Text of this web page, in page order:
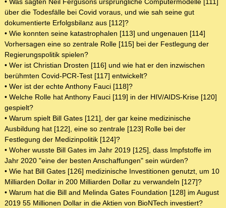
• Was sagten Neil Fergusons ursprüngliche Computermodelle [111]
über die Todesfälle bei Covid voraus, und wie sah seine gut
dokumentierte Erfolgsbilanz aus [112]?
• Wie konnten seine katastrophalen [113] und ungenauen [114]
Vorhersagen eine so zentrale Rolle [115] bei der Festlegung der
Regierungspolitik spielen?
• Wer ist Christian Drosten [116] und wie hat er den inzwischen
berühmten Covid-PCR-Test [117] entwickelt?
• Wer ist der echte Anthony Fauci [118]?
• Welche Rolle hat Anthony Fauci [119] in der HIV/AIDS-Krise [120]
gespielt?
• Warum spielt Bill Gates [121], der gar keine medizinische
Ausbildung hat [122], eine so zentrale [123] Rolle bei der
Festlegung der Medizinpolitik [124]?
• Woher wusste Bill Gates im Jahr 2019 [125], dass Impfstoffe im
Jahr 2020 "eine der besten Anschaffungen" sein würden?
• Wie hat Bill Gates [126] medizinische Investitionen genutzt, um 10
Milliarden Dollar in 200 Milliarden Dollar zu verwandeln [127]?
• Warum hat die Bill and Melinda Gates Foundation [128] im August
2019 55 Millionen Dollar in die Aktien von BioNTech investiert?